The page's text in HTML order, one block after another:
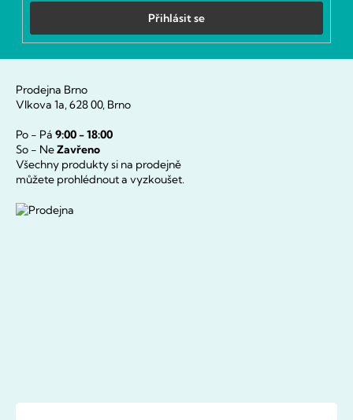
Přihlásit se
Prodejna Brno
Vlkova 1a, 628 00, Brno
Po - Pá 9:00 - 18:00
So - NeZavřeno
Všechny produkty si na prodejně
můžete prohlédnout a vyzkoušet.